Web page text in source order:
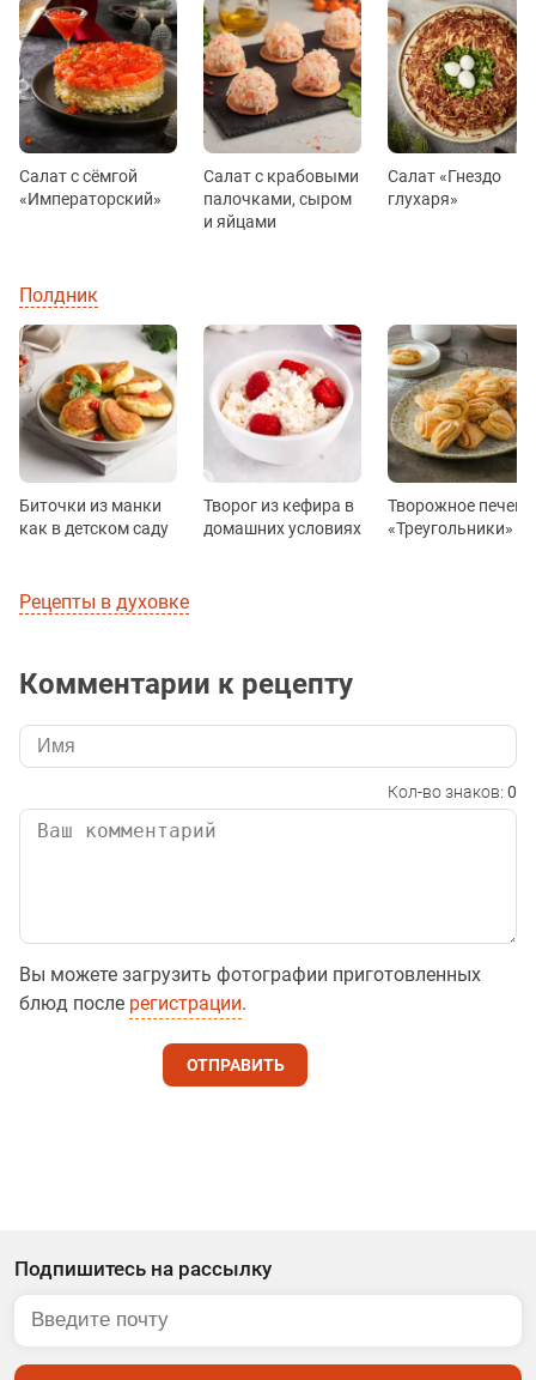
Салат с сёмгой
«Императорский»
Салат с крабовыми
палочками, сыром
и яйцами
Салат «Гнездо
глухаря»
Полдник
Биточки из манки
как в детском саду
Творог из кефира в
домашних условиях
Творожное
«Треугольники»
Рецепты в духовке
Комментарии к рецепту
Кол-во знаков: 0
Вы можете загрузить фотографии приготовленных
блюд после регистрации.
ОТПРАВИТЬ
Подпишитесь на рассылку